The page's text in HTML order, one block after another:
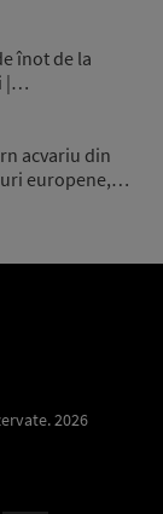
înot de la
|…
acvariu din
europene,…
2026